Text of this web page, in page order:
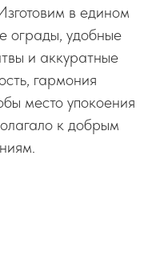
в едином
ограды, удобные
и аккуратные
гармония
место упокоения
к добрым